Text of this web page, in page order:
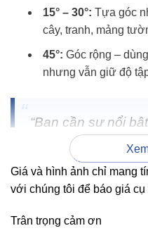
15° – 30°: Tựa góc
cây, tranh, mảng
45°: Góc rộng –
nhưng vẫn giữ độ
“Bạn cần sự nổi
Bạn cần chiếu
có chủ đích? →
Vì sao
Giá và hình ảnh chỉ mang
với chúng tôi để báo giá cụ
Trân trọng cảm ơn